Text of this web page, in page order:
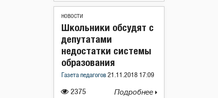
НОВОСТИ
2375
Школьники обсудят с
депутатами
недостатки системы
образования
Газета педагогов 21.11.2018 17:09
Подробнее